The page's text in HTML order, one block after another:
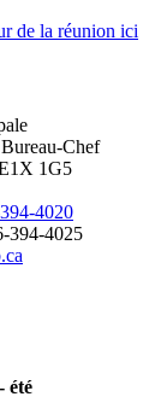
de la réunion ici
Chef
1G5
4020
394-4025
été